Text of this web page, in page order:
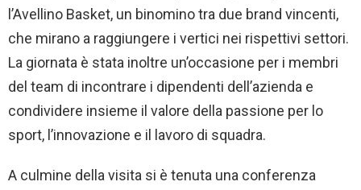
l’Avellino Basket, un binomino tra due brand vincenti,
che mirano a raggiungere i vertici nei rispettivi settori.
La giornata è stata inoltre un’occasione per i membri
del team di incontrare i dipendenti dell’azienda e
condividere insieme il valore della passione per lo
sport, l’innovazione e il lavoro di squadra.
A culmine della visita si è tenuta una conferenza